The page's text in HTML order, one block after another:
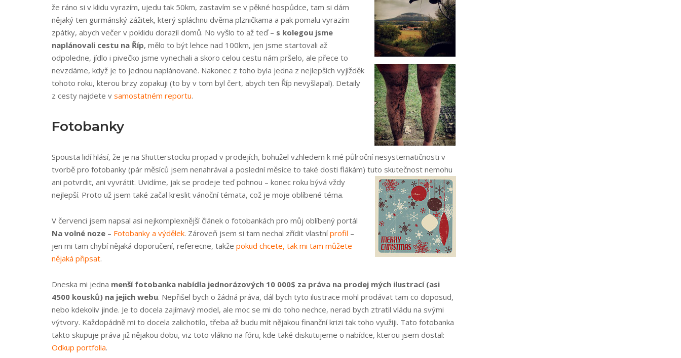
že ráno si v klidu vyrazím, ujedu tak 50km, zastavím se v pěkné hospůdce, tam si dám
nějaký ten gurmánský zážitek, který spláchnu dvěma plzničkama a pak pomalu vyrazím
zpátky, abych večer v poklidu dorazil domů. No vyšlo to až teď – s kolegou jsme
naplánovali cestu na Říp, mělo to být lehce nad 100km, jen jsme startovali až
odpoledne, jídlo i pivečko jsme vynechali a skoro celou cestu nám pršelo, ale přece to
nevzdáme, když je to jednou naplánované. Nakonec z toho byla jedna z nejlepších vyjížděk
tohoto roku, kterou brzy zopakuji (to by v tom byl čert, abych ten Říp nevyšlapal). Detaily
z cesty najdete v samostatném reportu.
Fotobanky
Spousta lidí hlásí, že je na Shutterstocku propad v prodejích, bohužel vzhledem k mé půlroční nesystematičnosti v
tvorbě pro fotobanky (pár měsíců jsem nenahrával a poslední měsíce to také dosti flákám) tuto skutečnost nemohu
ani potvrdit, ani vyvrátit. Uvidíme, jak se prodeje teď pohnou – konec roku bývá vždy
nejlepší. Proto už jsem také začal kreslit vánoční témata, což je moje oblíbené téma.
V červenci jsem napsal asi nejkomplexnější článek o fotobankách pro můj oblíbený portál
Na volné noze – Fotobanky a výdělek. Zároveň jsem si tam nechal zřídit vlastníprofil –
jen mi tam chybí nějaká doporučení, referecne, takže pokud chcete, tak mi tam můžete
nějaká připsat.
Dneska mi jedna menší fotobanka nabídla jednorázových 10 000$ za práva na prodej mých ilustrací (asi
4500 kousků) na jejich webu. Nepřišel bych o žádná práva, dál bych tyto ilustrace mohl prodávat tam co doposud,
nebo kdekoliv jinde. Je to docela zajímavý model, ale moc se mi do toho nechce, nerad bych ztratil vládu na svými
výtvory. Každopádně mi to docela zalichotilo, třeba až budu mít nějakou finanční krizi tak toho využiji. Tato fotobanka
takto skupuje práva již nějakou dobu, viz toto vlákno na fóru, kde také diskutujeme o nabídce, kterou jsem dostal:
Odkup portfolia.